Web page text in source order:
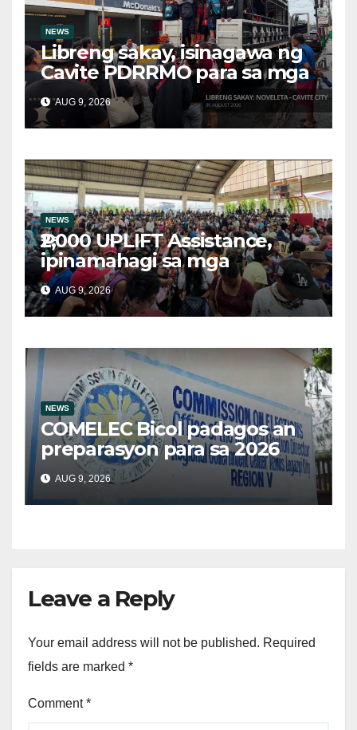
NEWS
Libreng sakay, isinagawa ng
Cavite PDRRMO para sa mga
stranded na commuter
AUG 9, 2026
NEWS
₱2,000 UPLIFT Assistance,
ipinamahagi sa mga
kwalipikadong benepisyaryo
sa Victoria, Oriental Mindoro
AUG 9, 2026
NEWS
COMELEC Bicol padagos an
preparasyon para sa 2026
BSKE
AUG 9, 2026
Leave a Reply
Your email address will not be published. Required
fields are marked *
Comment*